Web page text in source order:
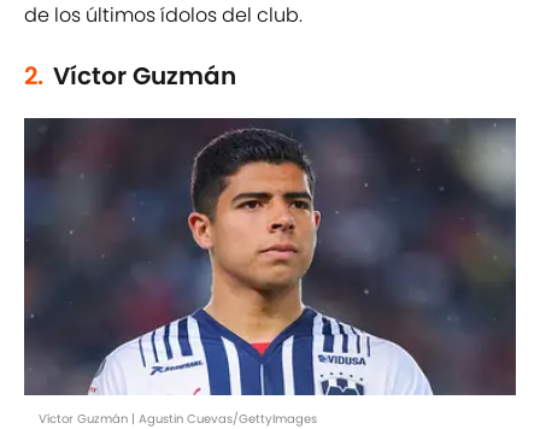
de los últimos ídolos del club.
2. Víctor Guzmán
Víctor Guzmán | Agustin Cuevas/GettyImages